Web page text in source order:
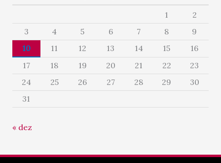
1
2
3
4 5 6 7 8
9
10
11 12 13 14 15
16
17
18 19 20 21 22
23
24
25 26 27 28 29
30
31
« dez